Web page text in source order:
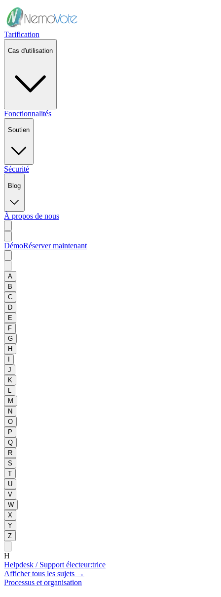
Tarification
Cas d'utilisation
Fonctionnalités
Soutien
Sécurité
Blog
À propos de nous
DémoRéserver maintenant
A
B
C
D
E
F
G
H
J
K
M
N
O
P
Q
R
S
T
U
V
W
X
Y
Z
H
Helpdesk / Support électeur:trice
Afficher tous les sujets →
Processus et organisation